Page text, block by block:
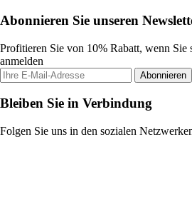
Abonnieren Sie unseren
Profitieren Sie von 10% Rabatt, wenn Sie
anmelden
Abonnieren
Bleiben Sie in Verbindung
Folgen Sie uns in den sozialen